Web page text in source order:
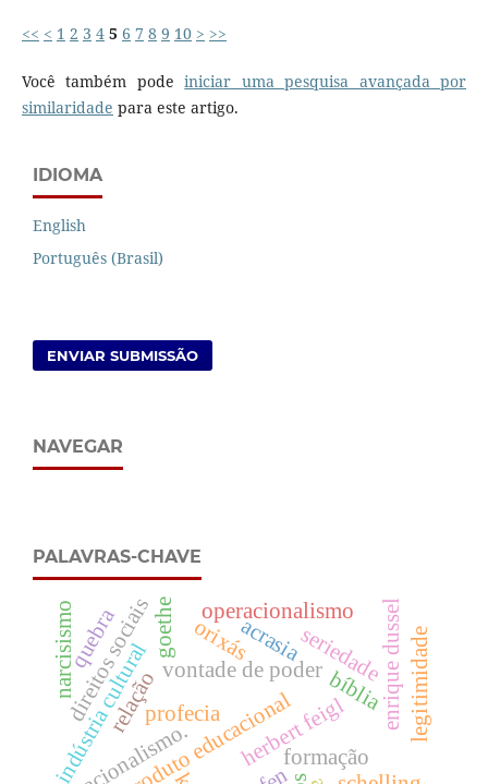
<< < 1 2 3 4 5 6 7 8 9 10 > >>
Você também podeiniciar uma pesquisa avançada por
similaridade para este artigo.
IDIOMA
English
Português (Brasil)
ENVIAR SUBMISSÃO
NAVEGAR
PALAVRAS-CHAVE
herbert feigl
bíblia
profecia
produto educacional
relaçãovontade de poder
acrasia
formação
indústria cultural
operacionalismo
direitos sociais enrique dussel
racionalismo.
legitimidade
goethe
narcisismo seriedade
quebra orixás